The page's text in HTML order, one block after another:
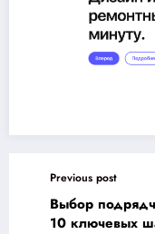
Previous post
Выбор
10 ключевых